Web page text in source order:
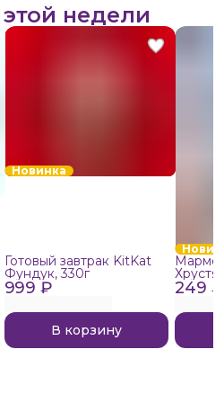
недели
Новинка
999 ₽
Готовый завтрак KitKat
Фундук, 330г
В корзину
249 ₽